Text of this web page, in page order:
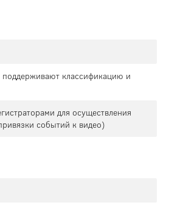
классификацию и
для осуществления
событий к видео)